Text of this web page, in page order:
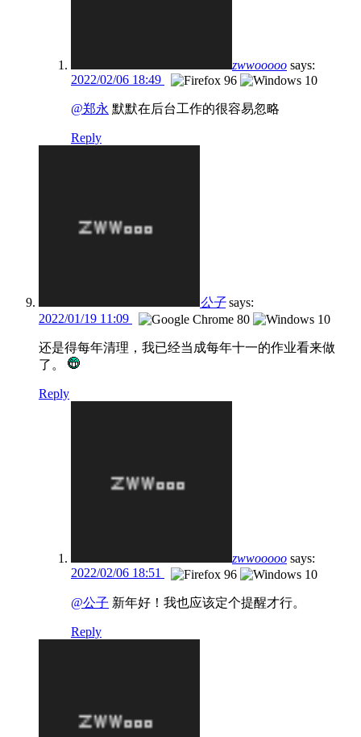
zwwooooo says:
2022/02/06 18:49
@郑永 默默在后台工作的很容易忽略
Reply
公子 says:
2022/01/19 11:09
还是得每年清理，我已经当成每年十一的作业看来做
了。
Reply
zwwooooo says:
2022/02/06 18:51
@公子 新年好！我也应该定个提醒才行。
Reply